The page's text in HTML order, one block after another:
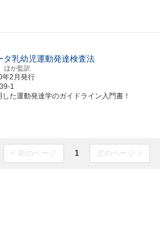
タ乳幼児運動発達検査法
ほか監訳
年2月発行
1
た運動発達学のガイドライン入門書！
< 前のページ 1 次のページ >